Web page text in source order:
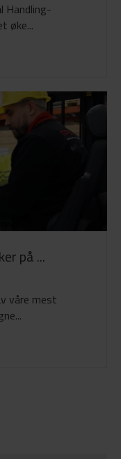
Handling-
øke...
på ...
våre mest